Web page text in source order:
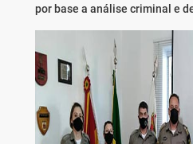
por base a análise criminal e